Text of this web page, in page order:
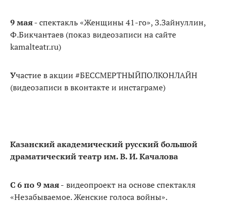
9 мая- спектакль «Женщины 41-го», З.Зайнуллин,
Ф.Бикчантаев (показ видеозаписи на сайте
kamalteatr.ru)
Участие в акции #БЕССМЕРТНЫЙПОЛКОНЛАЙН
(видеозаписи в вконтакте и инстаграме)
Казанский академический русский большой
драматический театр им. В. И. Качалова
С 6 по 9 мая - видеопроект на основе спектакля
«Незабываемое. Женские голоса войны».